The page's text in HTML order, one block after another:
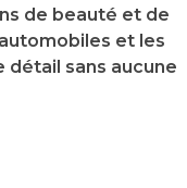
de beauté et de
et les
sans aucune